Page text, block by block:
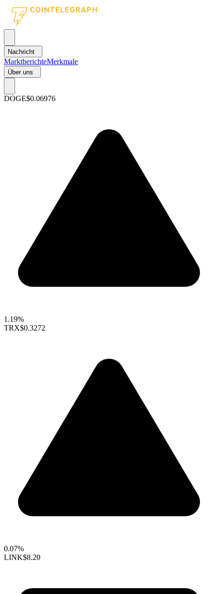
Nachricht
MarktberichteMerkmale
Über uns
DOGE$0.06976
1.19%
TRX$0.3272
0.07%
LINK$8.20